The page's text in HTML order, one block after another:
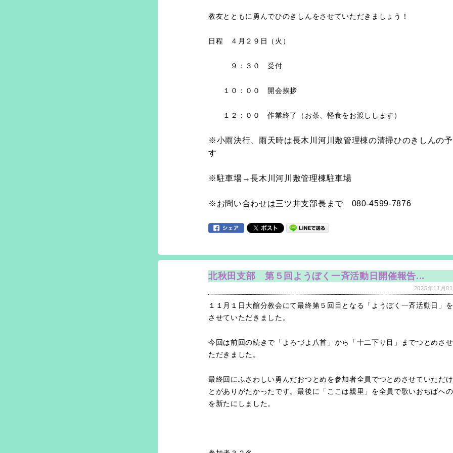
教友とともに勇んでひのきしんをさせていただきましょう！
日程 ４月２９日（火）
９：３０ 受付
１０：００ 開会挨拶
１２：００ 作業終了（お茶、軽食をお渡しします）
※小雨決行、雨天時は長木川河川敷管理棟の清掃ひのきしんの
す
※駐車場→長木川河川敷管理棟駐車場
※お問い合わせは三ツ井支部長まで 080-4599-7876
北秋田支部 第５回ようぼく一斉活動日開催報告...
2025年11月
１１月１日大館分教会にて最終第５回目となる「ようぼく一斉活動日」
させていただきました。
今回は前回の続きで「よろづよ八首」から「十二下り目」までつとめさ
ただきました。
最終回にふさわしい勇んだおつとめを参加者全員でつとめさせていただ
とがありがたかったです。最後に「ここは親里」を全員で歌いおぢばへ
を新たにしました。